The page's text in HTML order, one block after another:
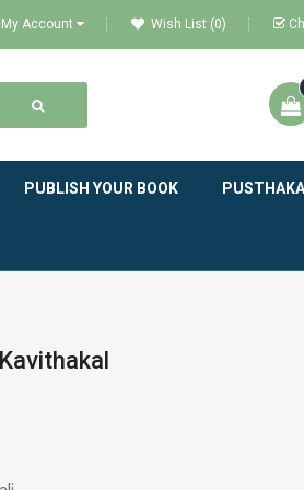
My Account Wish List (0)
PUBLISH YOUR BOOK